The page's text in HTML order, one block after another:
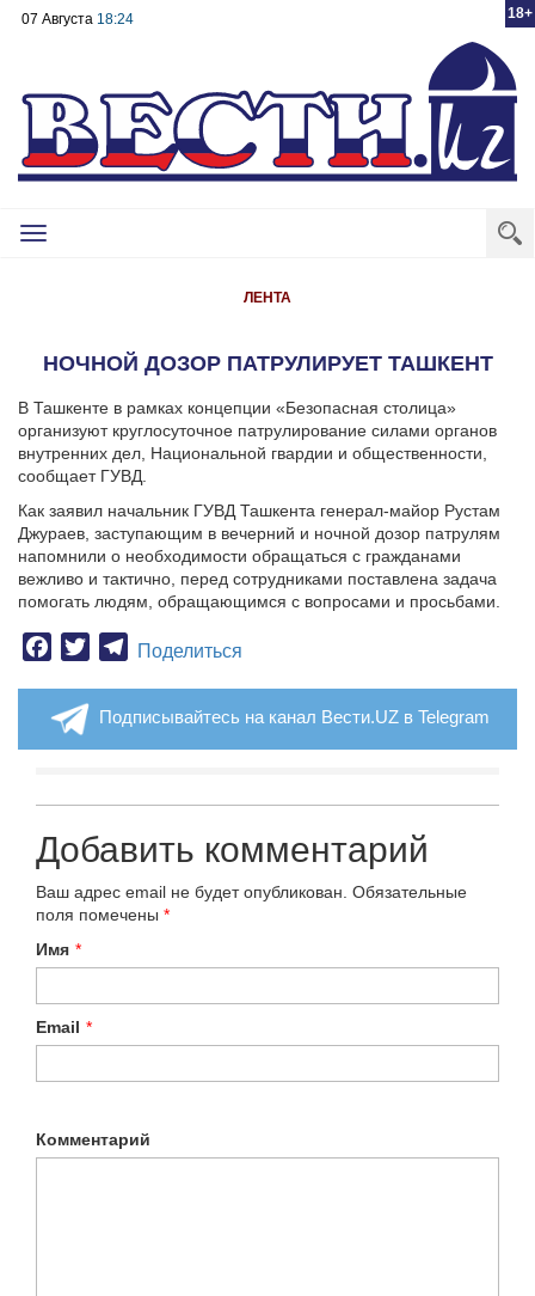
18+
07 Августа 18:24
Toggle
ЛЕНТА
НОЧНОЙ ДОЗОР ПАТРУЛИРУЕТ ТАШКЕНТ
В Ташкенте в рамках концепции «Безопасная столица»
организуют круглосуточное патрулирование силами органов
внутренних дел, Национальной гвардии и общественности,
сообщает ГУВД.
Как заявил начальник ГУВД Ташкента генерал-майор Рустам
Джураев, заступающим в вечерний и ночной дозор патрулям
напомнили о необходимости обращаться с гражданами
вежливо и тактично, перед сотрудниками поставлена задача
помогать людям, обращающимся с вопросами и просьбами.
Facebook
TwitterTelegram
Поделиться
Подписывайтесь на канал Вести.UZ в Telegram
Добавить комментарий
Ваш адрес email не будет опубликован. Обязательные
поля помечены *
Имя *
Email *
Комментарий